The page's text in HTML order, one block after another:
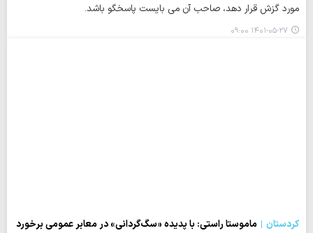
مورد گزش قرار دهد، صاحب آن می بایست پاسخگو باشد.
۱۴۰۱-۰۵-۲۷ ۰۹:۰۰
کردستان
ماموستا راستی: با پدیده «سگ‌گردانی» در معابر عمومی برخورد